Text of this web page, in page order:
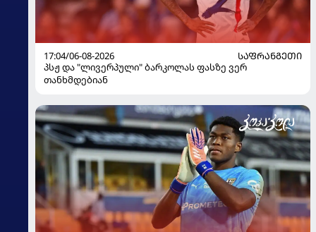
17:04/06-08-2026
ᲡᲐᲤᲠᲐᲜᲒᲔᲗᲘ
პსჟ და "ლივერპული" ბარკოლას ფასზე ვერ
თანხმდებიან